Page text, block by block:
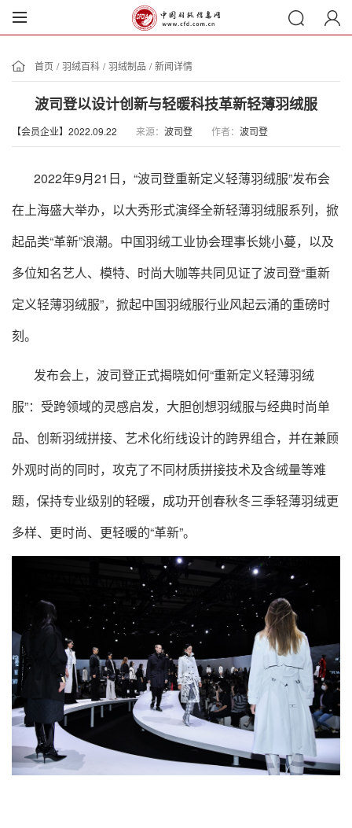
首页 / 羽绒百科 / 羽绒制品 / 新闻详情
波司登以设计创新与轻暖科技革新轻薄羽绒服
【会员企业】2022.09.22 来源： 波司登 作者： 波司登
2022年9月21日，“波司登重新定义轻薄羽绒服”发布会
在上海盛大举办，以大秀形式演绎全新轻薄羽绒服系列，掀
起品类“革新”浪潮。 中国羽绒工业协会理事长姚小蔓，以及
多位知名艺人、模特、时尚大咖等共同见证了波司登“重新
定义轻薄羽绒服”，掀起中国羽绒服行业风起云涌的重磅时
刻。
发布会上，波司登正式揭晓如何“重新定义轻薄羽绒
服”：受跨领域的灵感启发，大胆创想羽绒服与经典时尚单
品、创新羽绒拼接、艺术化绗线设计的跨界组合，并在兼顾
外观时尚的同时，攻克了不同材质拼接技术及含绒量等难
题，保持专业级别的轻暖，成功开创春秋冬三季轻薄羽绒更
多样、更时尚、更轻暖的“革新”。